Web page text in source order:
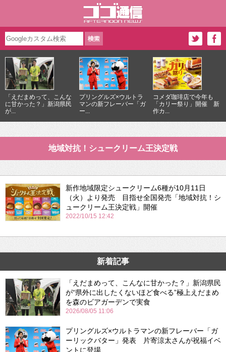
「えだまめって、こんな
に甘かった？」新潟県民
が...
プリングルズ×ウルトラ
マンの新フレーバー「ガ
ー...
コメダ珈琲店で今年も
「カリー祭り」開催 新
作カ...
地域対抗！シュークリーム王決定戦
新作地域限定シュークリーム6種が10月11日
（火）より発売 目指せ全国発売「地域対抗！シ
ュークリーム王決定戦」開催
2022/10/15 12:42
新着記事
「えだまめって、こんなに甘かった？」新潟県民
が“県外に出したくないほど食べる”極上えだまめ
を森のビアガーデンで実食
2026/08/05 11:06
プリングルズ×ウルトラマンの新フレーバー「ガ
ーリックバター」発表 片寄涼太さんが祝福イベ
ントに登場